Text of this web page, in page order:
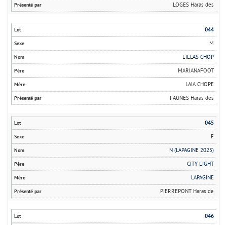
LOGES Haras des
044
M
LILLAS CHOP
MARIANAFOOT
LAIA CHOPE
FAUNES Haras des
045
F
N (LAPAGINE 2025)
CITY LIGHT
LAPAGINE
PIERREPONT Haras de
046